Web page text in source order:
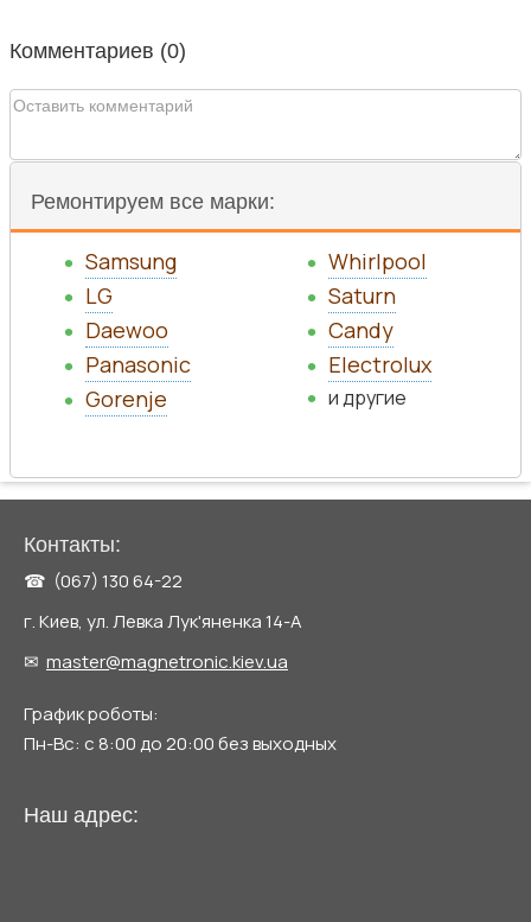
Комментариев (0)
Ремонтируем все марки:
Samsung
LG
Daewoo
Panasonic
Gorenje
Whirlpool
Saturn
Candy
Electrolux
и другие
Контакты:
☎ (067) 130 64-22
г. Киев, ул. Левка Лук'яненка 14-А
✉ master@magnetronic.kiev.ua
График роботы:
Пн-Вс: с 8:00 до 20:00 без выходных
Наш адрес: